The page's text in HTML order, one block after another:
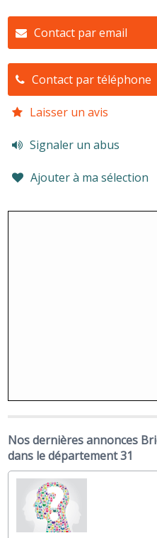
Contact par email
Contact par téléphone
Laisser un avis
Signaler un abus
Ajouter à ma sélection
Nos dernières annonces
dans le département 31